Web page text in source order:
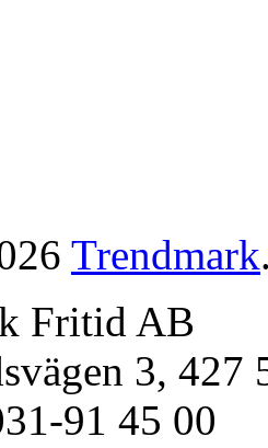
Trendmark
Fritid AB
3,
91 45 00